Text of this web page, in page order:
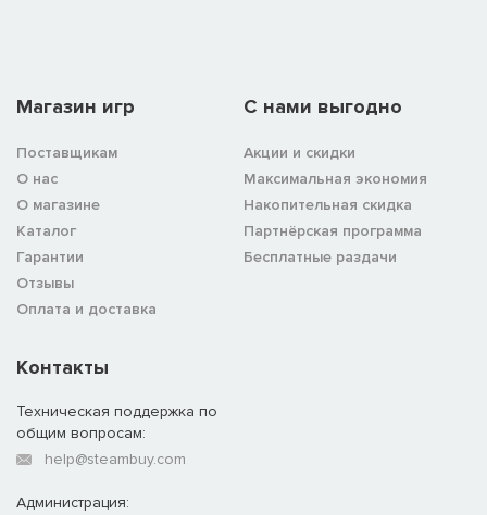
Магазин игр
Поставщикам
О нас
О магазине
Каталог
Гарантии
Отзывы
Оплата и доставка
C нами выгодно
Акции и скидки
Максимальная экономия
Накопительная скидка
Партнёрская программа
Бесплатные раздачи
Контакты
Техническая поддержка по
общим вопросам:
help@steambuy.com
Администрация: